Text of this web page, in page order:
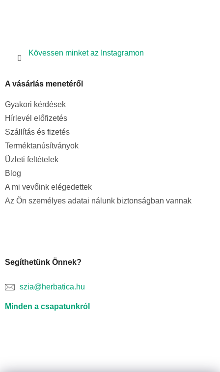
Kövessen minket az Instagramon
A vásárlás menetéről
Gyakori kérdések
Hírlevél előfizetés
Szállítás és fizetés
Terméktanúsítványok
Üzleti feltételek
Blog
A mi vevőink elégedettek
Az Ön személyes adatai nálunk biztonságban vannak
Segíthetünk Önnek?
szia@herbatica.hu
Minden a csapatunkról